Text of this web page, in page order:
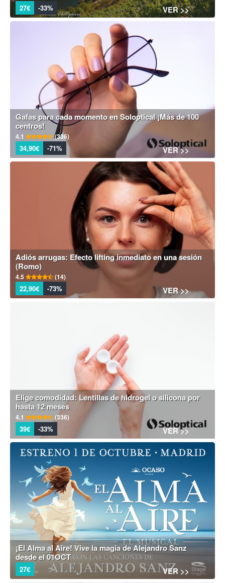
27€ -33% VER >>
Gafas para cada momento en Soloptical ¡Más de 100
centros!
4.1 (336)
34,90€ -71% VER >>
Adiós arrugas: Efecto lifting inmediato en una sesión
(Romo)
4.5 (14)
22,90€ -73% VER >>
Elige comodidad: Lentillas de hidrogel o silicona por
hasta 12 meses
4.1 (336)
39€ -33% VER >>
¡El Alma al Aire! Vive la magia de Alejandro Sanz
desde el 01OCT
27€ VER >>